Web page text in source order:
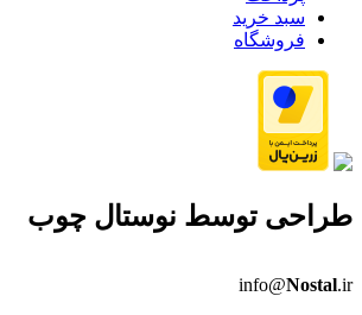
سبد خرید
فروشگاه
طراحی توسط نوستال چوب
info@Nostal.ir